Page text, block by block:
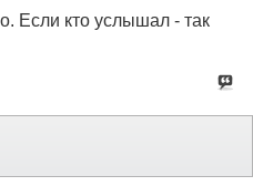
Если кто услышал - так